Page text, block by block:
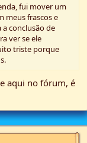
fui mover um
meus frascos e
conclusão de
ver se ele
triste porque
aqui no fórum, é